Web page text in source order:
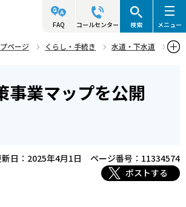
FAQ コールセンター 検索 メニュー
ページ くらし・手続き
水道・下水道
公開します
事業マップを公開
日：2025年4月1日
ページ番号：11334574
ポストする